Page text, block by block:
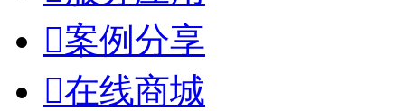
案例分享
在线商城